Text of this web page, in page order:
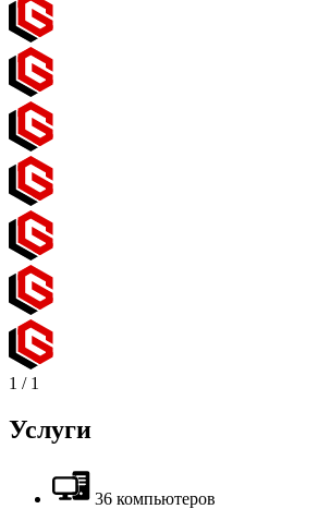
1 / 1
Услуги
36 компьютеров